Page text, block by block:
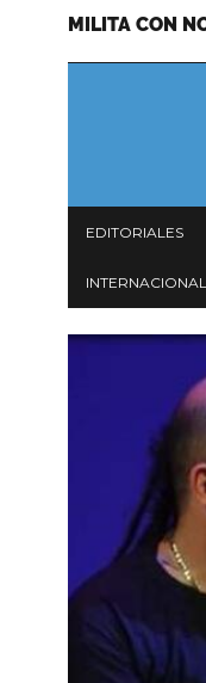
Menu
MILITA CON
EDITORIALES
Imagen